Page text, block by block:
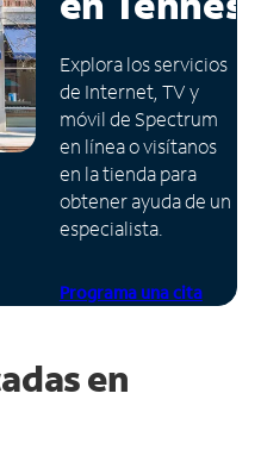
Explora los servicios
de Internet, TV y
móvil de Spectrum
en línea o visítanos
en la tienda para
obtener ayuda de un
especialista.
Programa una cita
en